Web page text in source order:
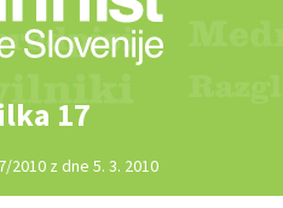
17
2010 z dne 5. 3. 2010